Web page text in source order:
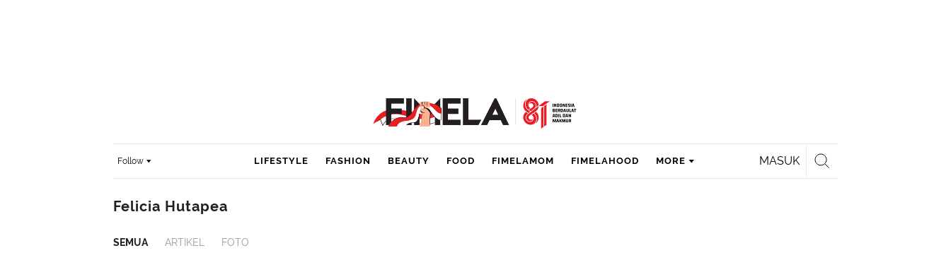
Follow MASUK
LIFESTYLE FASHION BEAUTY FOOD FIMELAMOM FIMELAHOOD MORE
Felicia Hutapea
SEMUA ARTIKEL FOTO